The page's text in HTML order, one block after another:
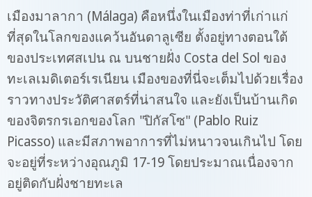
เมืองมาลากา (Málaga) คือหนึ่งในเมืองท่าที่เก่าแก่
ที่สุดในโลกของแคว้นอันดาลูเซีย ตั้งอยู่ทางตอนใต้
ของประเทศสเปน ณ บนชายฝั่ง Costa del Sol ของ
ทะเลเมดิเตอร์เรเนียน เมืองของที่นี่จะเต็มไปด้วยเรื่อง
ราวทางประวัติศาสตร์ที่น่าสนใจ และยังเป็นบ้านเกิด
ของจิตรกรเอกของโลก "ปิกัสโซ" (Pablo Ruiz
Picasso) และมีสภาพอาการที่ไม่หนาวจนเกินไป โดย
จะอยู่ที่ระหว่างอุณภูมิ 17-19 โดยประมาณเนื่องจาก
อยู่ติดกับฝั่งชายทะเล